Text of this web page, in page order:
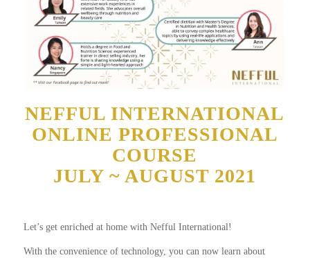
NEFFUL INTERNATIONAL
ONLINE PROFESSIONAL
COURSE
JULY ~ AUGUST 2021
Let’s get enriched at home with Nefful International!
With the convenience of technology, you can now learn about